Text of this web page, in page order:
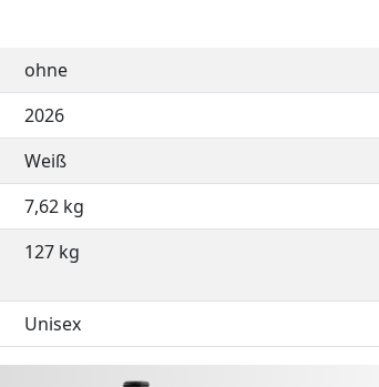
ohne
2026
Weiß
7,62 kg
127 kg
Unisex